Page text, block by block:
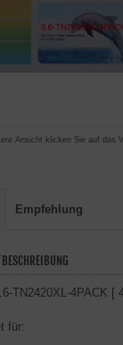
Ansicht klicken Sie auf das
Empfehlung
TN2420XL-4PACK
für: